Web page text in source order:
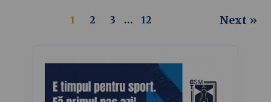
1 2 3 … 12 Next »